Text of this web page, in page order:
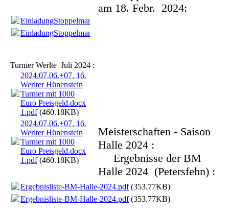
am 18. Febr. 2024:
EinladungStoppelmarktTurnier.pdf
EinladungStoppelmarktTurnier.pdf
Turnier Werlte Juli 2024 :
2024.07.06.+07. 16.
Werlter Hünenstein
Turnier mit 1000
Euro Preisgeld.docx
1.pdf(460.18KB)
2024.07.06.+07. 16.
Werlter Hünenstein
Turnier mit 1000
Euro Preisgeld.docx
1.pdf(460.18KB)
Meisterschaften - Saison
Halle 2024 :
Ergebnisse der BM
Halle 2024 (Petersfehn) :
Ergebnisliste-BM-Halle-2024.pdf(353.77KB)
Ergebnisliste-BM-Halle-2024.pdf(353.77KB)